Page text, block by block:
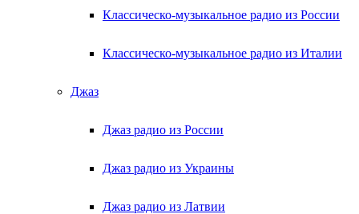
Классическо-музыкальное радио из России
Классическо-музыкальное радио из Италии
Джаз
Джаз радио из России
Джаз радио из Украины
Джаз радио из Латвии